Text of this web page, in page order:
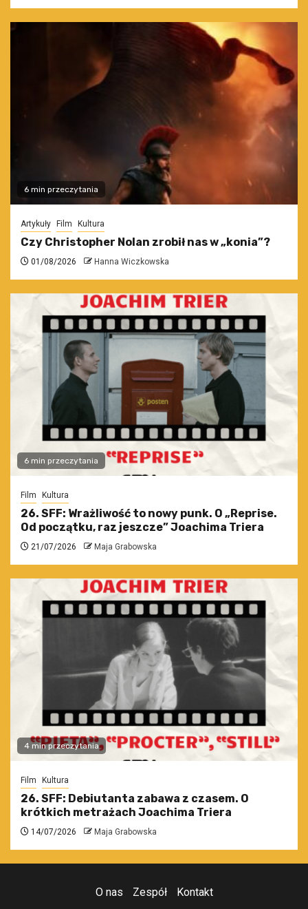
6 min przeczytania
Artykuły Film Kultura
Czy Christopher Nolan zrobił nas w „konia”?
01/08/2026 Hanna Wiczkowska
6 min przeczytania
Film Kultura
26. SFF: Wrażliwość to nowy punk. O „Reprise.
Od początku, raz jeszcze” Joachima Triera
21/07/2026 Maja Grabowska
4 min przeczytania
Film Kultura
26. SFF: Debiutanta zabawa z czasem. O
krótkich metrażach Joachima Triera
14/07/2026 Maja Grabowska
O nas Zespół Kontakt